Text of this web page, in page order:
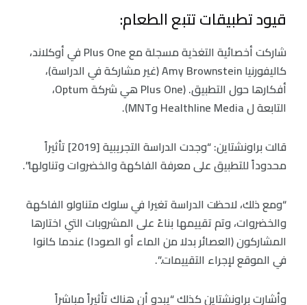
قيود تطبيقات تتبع الطعام:
شاركت أخصائية التغذية مسجلة مع Plus One في أوكلاند،
كاليفورنيا Amy Brownstein (غير مشاركة في الدراسة)،
أفكارها حول التطبيق. (Plus One هي شركة Optum،
التابعة ل Healthline Media وMNT).
قالت براونشتاين: “وجدت الدراسة التجريبية [2019] تأثيراً
محدوداً للتطبيق على معرفة الفاكهة والخضروات وتناولها”.
“ومع ذلك، لاحظت الدراسة تغيرا في سلوك متناولو الفاكهة
والخضروات، وتم تقييمها بناءً على المشروبات التي اختارها
المشاركون (العصائر بدلا من الماء أو الصودا) عندما كانوا
في الموقع لإجراء التقييمات.”.
وأشارت براونشتاين كذلك “يبدو أن هناك تأثيراً مباشراً